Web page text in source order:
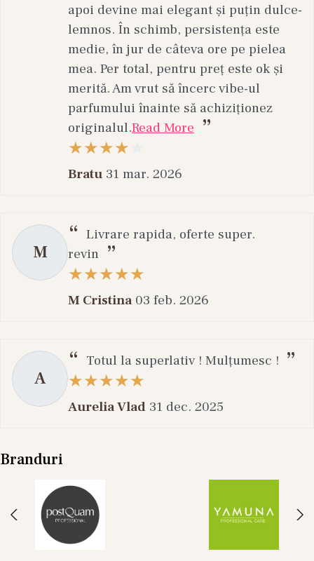
apoi devine mai elegant și puțin dulce-
lemnos. În schimb, persistența este
medie, în jur de câteva ore pe pielea
mea. Per total, pentru preț este ok și
merită. Am vrut să încerc vibe-ul
parfumului înainte să achiziționez
originalul.Read More
Bratu 31 mar. 2026
M
Livrare rapida, oferte super.
revin
M Cristina 03 feb. 2026
A
Totul la superlativ ! Mulțumesc !
Aurelia Vlad 31 dec. 2025
Branduri